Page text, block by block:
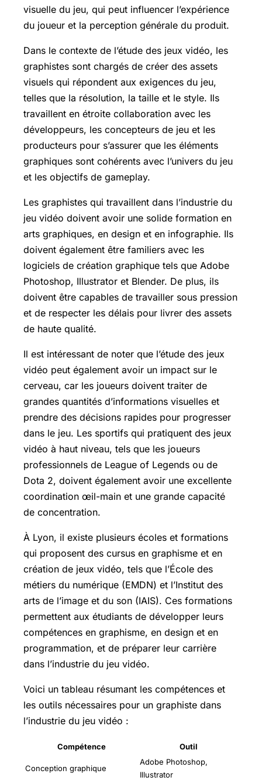
visuelle du jeu, qui peut influencer l’expérience
du joueur et la perception générale du produit.
Dans le contexte de l’étude des jeux vidéo, les
graphistes sont chargés de créer des assets
visuels qui répondent aux exigences du jeu,
telles que la résolution, la taille et le style. Ils
travaillent en étroite collaboration avec les
développeurs, les concepteurs de jeu et les
producteurs pour s’assurer que les éléments
graphiques sont cohérents avec l’univers du jeu
et les objectifs de gameplay.
Les graphistes qui travaillent dans l’industrie du
jeu vidéo doivent avoir une solide formation en
arts graphiques, en design et en infographie. Ils
doivent également être familiers avec les
logiciels de création graphique tels que Adobe
Photoshop, Illustrator et Blender. De plus, ils
doivent être capables de travailler sous pression
et de respecter les délais pour livrer des assets
de haute qualité.
Il est intéressant de noter que l’étude des jeux
vidéo peut également avoir un impact sur le
cerveau, car les joueurs doivent traiter de
grandes quantités d’informations visuelles et
prendre des décisions rapides pour progresser
dans le jeu. Les sportifs qui pratiquent des jeux
vidéo à haut niveau, tels que les joueurs
professionnels de League of Legends ou de
Dota 2, doivent également avoir une excellente
coordination œil-main et une grande capacité
de concentration.
À Lyon, il existe plusieurs écoles et formations
qui proposent des cursus en graphisme et en
création de jeux vidéo, tels que l’École des
métiers du numérique (EMDN) et l’Institut des
arts de l’image et du son (IAIS). Ces formations
permettent aux étudiants de développer leurs
compétences en graphisme, en design et en
programmation, et de préparer leur carrière
dans l’industrie du jeu vidéo.
Voici un tableau résumant les compétences et
les outils nécessaires pour un graphiste dans
l’industrie du jeu vidéo :
Compétence Outil
Conception graphique
Adobe Photoshop,
Illustrator